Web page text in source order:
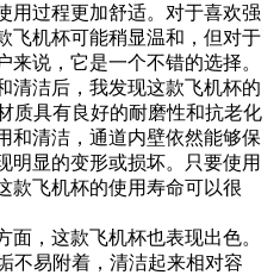
用过程更加舒适。对于喜欢强
飞机杯可能稍显温和，但对于
来说，它是一个不错的选择。
清洁后，我发现这款飞机杯的
质具有良好的耐磨性和抗老化
和清洁，通道内壁依然能够保
明显的变形或损坏。只要使用
款飞机杯的使用寿命可以很
面，这款飞机杯也表现出色。
不易附着，清洁起来相对容